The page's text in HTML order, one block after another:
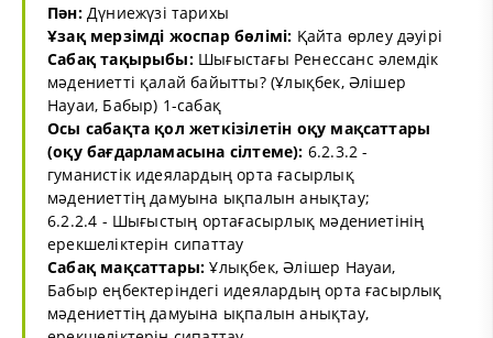
Пән:Дүниежүзі тарихы
Ұзақ мерзімді жоспар бөлімі: Қайта өрлеу дәуірі
Сабақ тақырыбы:Шығыстағы Ренессанс әлемдік
мәдениетті қалай байытты? (Ұлықбек, Әлішер
Науаи, Бабыр) 1-сабақ
Осы сабақта қол жеткізілетін оқу мақсаттары
(оқу бағдарламасына сілтеме): 6.2.3.2 -
гуманистік идеялардың орта ғасырлық
мәдениеттің дамуына ықпалын анықтау;
6.2.2.4 - Шығыстың ортағасырлық мәдениетінің
ерекшеліктерін сипаттау
Сабақ мақсаттары: Ұлықбек, Әлішер Науаи,
Бабыр еңбектеріндегі идеялардың орта ғасырлық
мәдениеттің дамуына ықпалын анықтау,